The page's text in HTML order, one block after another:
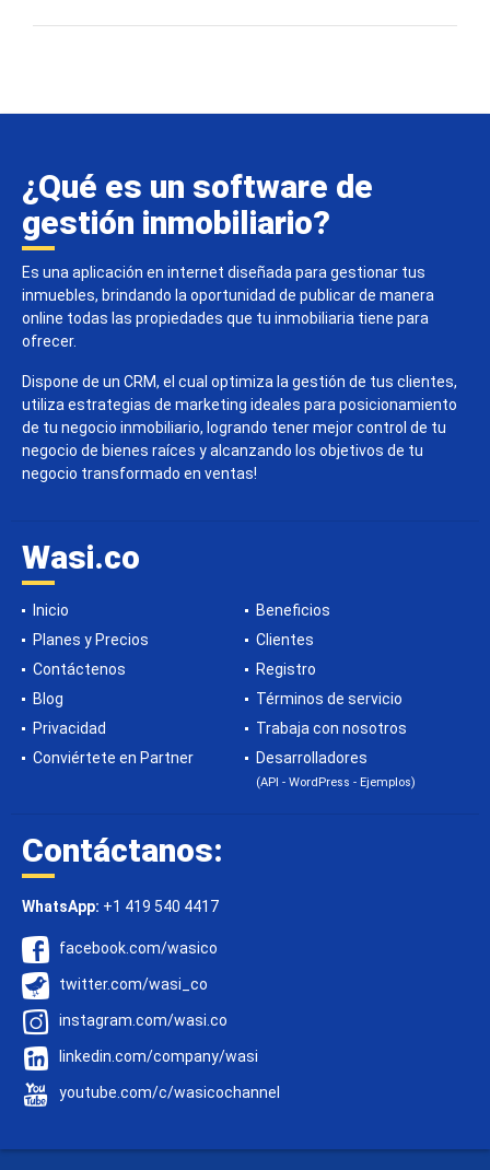
¿Qué es un software de
gestión inmobiliario?
Es una aplicación en internet diseñada para gestionar tus
inmuebles, brindando la oportunidad de publicar de manera
online todas las propiedades que tu inmobiliaria tiene para
ofrecer.
Dispone de un CRM, el cual optimiza la gestión de tus clientes,
utiliza estrategias de marketing ideales para posicionamiento
de tu negocio inmobiliario, logrando tener mejor control de tu
negocio de bienes raíces y alcanzando los objetivos de tu
negocio transformado en ventas!
Wasi.co
Inicio
Beneficios
Planes y Precios
Clientes
Contáctenos
Registro
Blog
Términos de servicio
Privacidad
Trabaja con nosotros
Conviértete en Partner
Desarrolladores
(API - WordPress - Ejemplos)
Contáctanos:
WhatsApp: +1 419 540 4417
facebook.com/wasico
twitter.com/wasi_co
instagram.com/wasi.co
linkedin.com/company/wasi
youtube.com/c/wasicochannel